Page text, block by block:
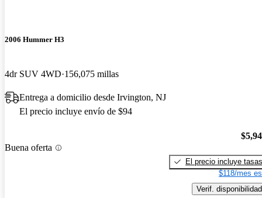
2006 Hummer H3
4dr SUV 4WD 156,075 millas
Entrega a domicilio desde Irvington, NJ
El precio incluye envío de $94
Buena oferta
El precio incluye tasas
$118/mes
Verif. disponibilidad